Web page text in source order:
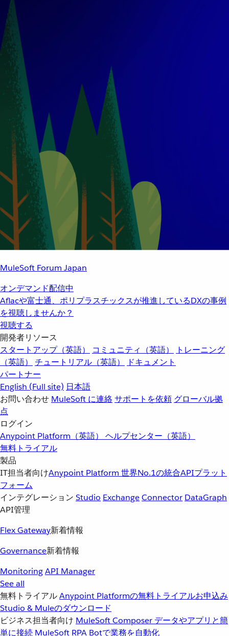
MuleSoft Forum Japan
オンデマンド配信中
Aflacや富士通、ポリプラスチックスが推進しているDXの事例
を視聴しませんか？
視聴する
開発者リソース
スタートアップ（英語）
コミュニティ（英語）
トレーニング
（英語）
チュートリアル（英語）
ドキュメント
パートナー
English (Full site) 日本語
お問い合わせ MuleSoft に連絡サポートを依頼 グローバル拠
点
ログイン
Anypoint Platform（英語） ヘルプセンター（英語）
無料トライアル
製品
IT担当者向けAnypoint Platform 世界No.1の統合APIプラット
フォーム
インテグレーション Studio ExchangeConnector DataGraph
API管理
Flex Gateway新着情報
Governance新着情報
MonitoringAPI Manager
See all
無料トライアルAnypoint Platformの無料トライアルお申込み
Studio & Muleのダウンロード
ビジネス担当者向け MuleSoft Composer データやアプリと簡
単に接続 MuleSoft RPA Botで業務を自動化